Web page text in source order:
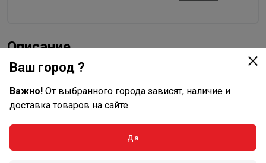
Описание
Стартовый дымоход разборный с шибером из
жаропрочного чугуна ЧХ1.
Шибер предназначен для регулирования интенсивности
Размер(ДхШхВ) - 167х207х200мм
Размер в упаковке(ДхШхВ) - 170х210х203мм
Ваш город ?
Важно! От выбранного города зависят, наличие и
доставка товаров на сайте.
Да